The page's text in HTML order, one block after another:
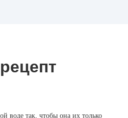
воде так, чтобы она их только